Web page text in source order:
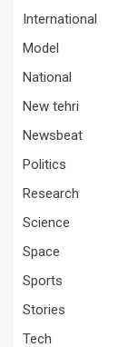
International
Model
National
New tehri
Newsbeat
Politics
Research
Science
Space
Sports
Stories
Tech